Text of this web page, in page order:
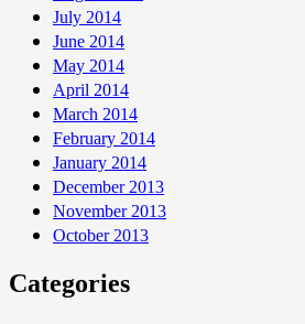
July 2014
June 2014
May 2014
April 2014
March 2014
February 2014
January 2014
December 2013
November 2013
October 2013
Categories